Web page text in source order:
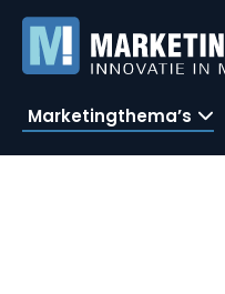
Marketingthema’s